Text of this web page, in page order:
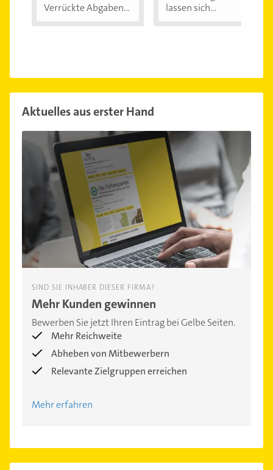
Verrückte Abgaben...
lassen sich...
Aktuelles aus erster Hand
SIND SIE INHABER DIESER FIRMA?
Mehr Kunden gewinnen
Bewerben Sie jetzt Ihren Eintrag bei Gelbe Seiten.
Mehr Reichweite
Abheben von Mitbewerbern
Relevante Zielgruppen erreichen
Mehr erfahren